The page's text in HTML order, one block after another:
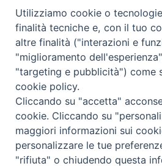
SCRIVICI
La Difesa srl - P.iva
La Difesa del Popolo percepisce i
La Difesa del Popolo, tramite la Fisc
ha aderito allo IAP (Istituto dell'Autodisciplina
di Autodisciplina della
La Difesa del Popolo è una testata
decreto del 15 giugno 1950 al n. 37
Utilizziamo cookie o
finalità tecniche e, con il tuo
altre finalità ("interazioni e
"miglioramento
"targeting e pubblicità") come
cookie policy.
Cliccando su "accetta"
cookie. Cliccando su
maggiori informazioni sui
personalizzare le tue
"rifiuta" o chiudendo questa